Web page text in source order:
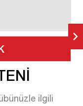
ilgili